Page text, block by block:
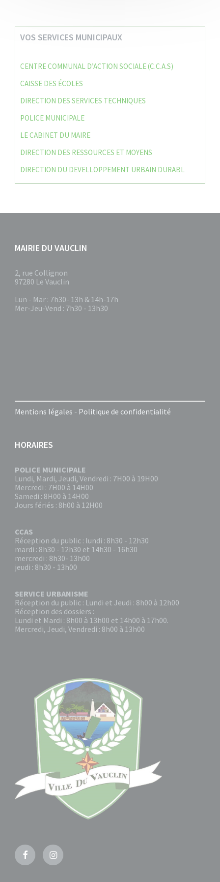
VOS SERVICES MUNICIPAUX
CENTRE COMMUNAL D’ACTION SOCIALE (C.C.A.S)
CAISSE DES ÉCOLES
DIRECTION DES SERVICES TECHNIQUES
POLICE MUNICIPALE
LE CABINET DU MAIRE
DIRECTION DES RESSOURCES ET MOYENS
DIRECTION DU DEVELLOPPEMENT URBAIN DURABL
MAIRIE DU VAUCLIN
2, rue Collignon
97280 Le Vauclin
Lun - Mar : 7h30- 13h & 14h-17h
Mer-Jeu-Vend : 7h30 - 13h30
Mentions légales - Politique de confidentialité
HORAIRES
POLICE MUNICIPALE
Lundi, Mardi, Jeudi, Vendredi : 7H00 à 19H00
Mercredi : 7H00 à 14H00
Samedi : 8H00 à 14H00
Jours fériés : 8h00 à 12H00
CCAS
Réception du public : lundi : 8h30 - 12h30
mardi : 8h30 - 12h30 et 14h30 - 16h30
mercredi : 8h30- 13h00
jeudi : 8h30 - 13h00
SERVICE URBANISME
Réception du public : Lundi et Jeudi : 8h00 à 12h00
Réception des dossiers :
Lundi et Mardi : 8h00 à 13h00 et 14h00 à 17h00.
Mercredi, Jeudi, Vendredi : 8h00 à 13h00
FacebookInstagram